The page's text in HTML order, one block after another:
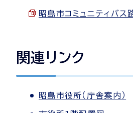
昭島市コミュニティバ
関連リンク
昭島市役所（庁舎案内）